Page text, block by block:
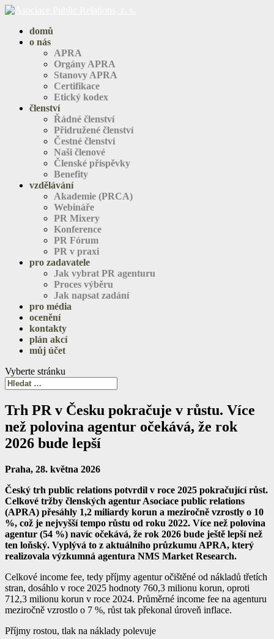
domů
o nás
APRA
Orgány APRA
Stanovy APRA
Certifikace
Etický kodex
členství
Řádné členství
Přidružené členství
Čestné členství
Naši členové
Členské příspěvky
Benefity
vzdělávání
Akademie (PRCA)
Webináře
PR Mixery
Konference
PR Fórum
PR v praxi
pro zadavatele
Jak vybrat PR agenturu
Proces výběru
Jak napsat zadání
pro média
ocenění
kontakty
plán akcí
můj účet
Vyberte stránku
Trh PR v Česku pokračuje v růstu. Více
než polovina agentur očekává, že rok
2026 bude lepší
Praha, 28. května 2026
Český trh public relations potvrdil v roce 2025 pokračující růst.
Celkové tržby členských agentur Asociace public relations
(APRA) přesáhly 1,2 miliardy korun a meziročně vzrostly o 10
%, což je nejvyšší tempo růstu od roku 2022. Více než polovina
agentur (54 %) navíc očekává, že rok 2026 bude ještě lepší než
ten loňský. Vyplývá to z aktuálního průzkumu APRA, který
realizovala výzkumná agentura NMS Market Research.
Celkové income fee, tedy příjmy agentur očištěné od nákladů třetích
stran, dosáhlo v roce 2025 hodnoty 760,3 milionu korun, oproti
712,3 milionu korun v roce 2024. Průměrné income fee na agenturu
meziročně vzrostlo o 7 %, růst tak překonal úroveň inflace.
Příjmy rostou, tlak na náklady polevuje